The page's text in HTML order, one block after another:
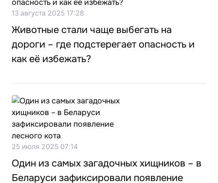
13 августа 2025 17:28
Животные стали чаще выбегать на
дороги – где подстерегает опасность и
как её избежать?
25 июля 2025 07:14
Один из самых загадочных хищников – в
Беларуси зафиксировали появление